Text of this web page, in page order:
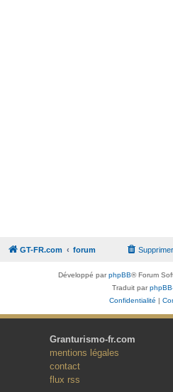
GT-FR.com forum
Développé parphpBB® Forum
Traduit par
Confidentialité |
Granturismo-fr.com
mentions légales
contact
flux rss